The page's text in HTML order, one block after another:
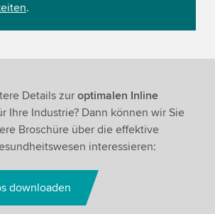
.
Details zur optimalen Inline
Ihre Industrie? Dann können wir Sie
Broschüre über die effektive
interessieren:
downloaden